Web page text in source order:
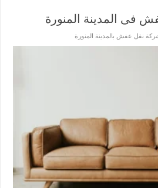
فى المدينة المنورة
نقل عفش بالمدينة المنورة